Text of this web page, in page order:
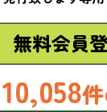
10,058